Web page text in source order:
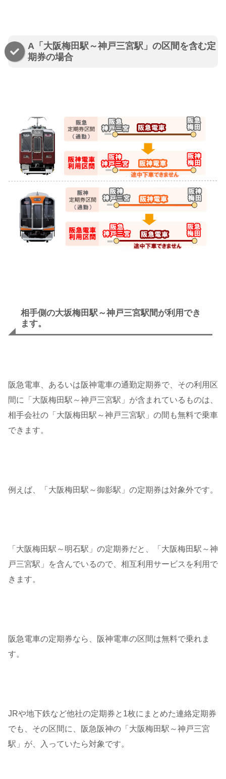
A「大阪梅田駅～神戸三宮駅」の区間を含む定
期券の場合
相手側の大坂梅田駅～神戸三宮駅間が利用でき
ます。
阪急電車、あるいは阪神電車の通勤定期券で、その利用区
間に「大阪梅田駅～神戸三宮駅」が含まれているものは、
相手会社の「大阪梅田駅～神戸三宮駅」の間も無料で乗車
できます。
例えば、「大阪梅田駅～御影駅」の定期券は対象外です。
「大阪梅田駅～明石駅」の定期券だと、「大阪梅田駅～神
戸三宮駅」を含んでいるので、相互利用サービスを利用で
きます。
阪急電車の定期券なら、阪神電車の区間は無料で乗れま
す。
JRや地下鉄など他社の定期券と1枚にまとめた連絡定期券
でも、その区間に、阪急阪神の 「大阪梅田駅～神戸三宮
駅」が、入っていたら対象です。